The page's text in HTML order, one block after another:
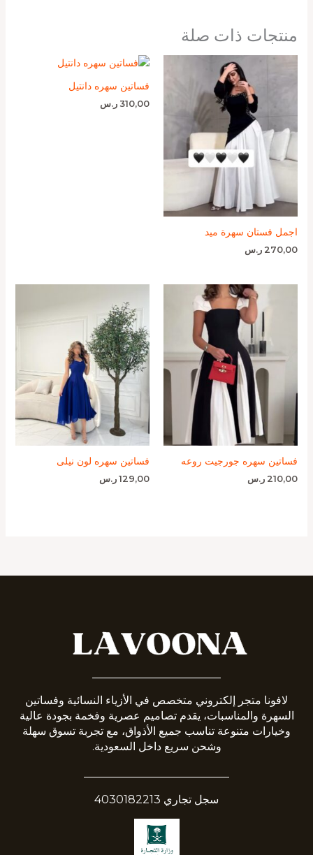
منتجات ذات صلة
اجمل فستان سهرة ميد
270,00 ر.س
فساتين سهره دانتيل
310,00 ر.س
فساتين سهره جورجيت روعه
210,00 ر.س
فساتين سهره لون نيلى
129,00 ر.س
لافونا متجر إلكتروني متخصص في الأزياء النسائية وفساتين
السهرة والمناسبات، يقدم تصاميم عصرية وفخمة بجودة عالية
وخيارات متنوعة تناسب جميع الأذواق، مع تجربة تسوق سهلة
وشحن سريع داخل السعودية.
سجل تجاري 4030182213